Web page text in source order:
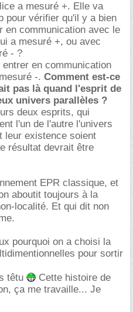
a mesuré +. Elle va
pour vérifier qu'il y a bien
en communication avec le
a mesuré +, ou avec
- ?
en communication
-. Comment est-ce
pas là quand l'esprit de
univers parallèles ?
deux esprits, qui
l'un de l'autre l'univers
leur existence soient
résultat devrait être
EPR classique, et
aboutit toujours à la
localité. Et qui dit non
pourquoi on a choisi la
pour sortir
têtu
Cette histoire de
ça me travaille... Je